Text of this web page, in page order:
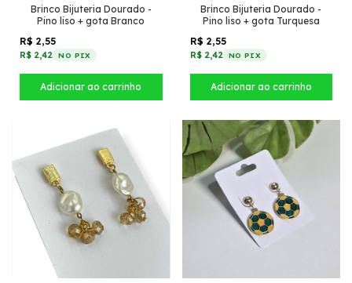
Brinco Bijuteria Dourado -
Pino liso + gota Branco
R$ 2,55
R$ 2,42 NO PIX
Brinco Bijuteria Dourado -
Pino liso + gota Turquesa
R$ 2,55
R$ 2,42 NO PIX